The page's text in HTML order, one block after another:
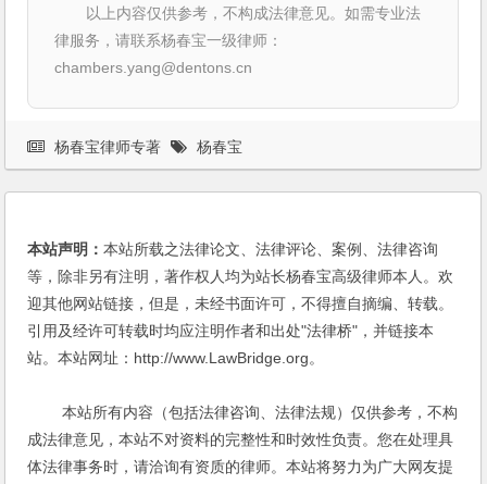
以上内容仅供参考，不构成法律意见。如需专业法
律服务，请联系杨春宝一级律师：
chambers.yang@dentons.cn
杨春宝律师专著 杨春宝
本站声明：本站所载之法律论文、法律评论、案例、法律咨询
等，除非另有注明，著作权人均为站长杨春宝高级律师本人。欢
迎其他网站链接，但是，未经书面许可，不得擅自摘编、转载。
引用及经许可转载时均应注明作者和出处"法律桥"，并链接本
站。本站网址：http://www.LawBridge.org。
本站所有内容（包括法律咨询、法律法规）仅供参考，不构
成法律意见，本站不对资料的完整性和时效性负责。您在处理具
体法律事务时，请洽询有资质的律师。本站将努力为广大网友提